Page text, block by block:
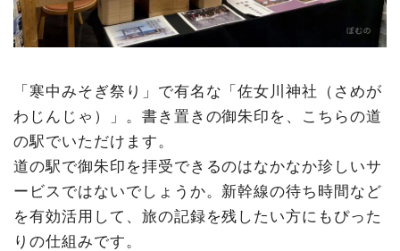
「寒中みそぎ祭り」で有名な「佐女川神社（さめが
わじんじゃ）」。書き置きの御朱印を、こちらの道
の駅でいただけます。
道の駅で御朱印を拝受できるのはなかなか珍しいサ
ービスではないでしょうか。新幹線の待ち時間など
を有効活用して、旅の記録を残したい方にもぴった
りの仕組みです。